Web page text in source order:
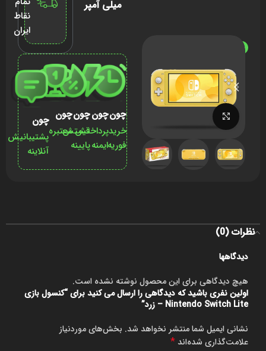
ناموجود
برای بزرگنمایی کلیک کنید
میلی آمپر
نقاط
ایران
چون
خرید
فوریه
چون
پرداختش
ایمنه
چون
قیمتش
پایینه
چون
معتبره
چون
پشتیبانیش
آنلاینه
نظرات (0)
دیدگاهها
هیچ دیدگاهی برای این محصول نوشته نشده است.
اولین نفری باشید که دیدگاهی را ارسال می کنید برای “کنسول بازی
Nintendo Switch Lite – زرد”
نشانی ایمیل شما منتشر نخواهد شد. بخش‌های موردنیاز
علامت‌گذاری شده‌اند *